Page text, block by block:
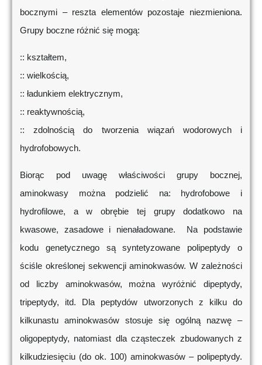
bocznymi – reszta elementów pozostaje niezmieniona.
Grupy boczne różnić się mogą:
:: kształtem,
:: wielkością,
:: ładunkiem elektrycznym,
:: reaktywnością,
:: zdolnością do tworzenia wiązań wodorowych i
hydrofobowych.
Biorąc pod uwagę właściwości grupy bocznej,
aminokwasy można podzielić na: hydrofobowe i
hydrofilowe, a w obrębie tej grupy dodatkowo na
kwasowe, zasadowe i nienaładowane. Na podstawie
kodu genetycznego są syntetyzowane polipeptydy o
ściśle określonej sekwencji aminokwasów. W zależności
od liczby aminokwasów, można wyróżnić dipeptydy,
tripeptydy, itd. Dla peptydów utworzonych z kilku do
kilkunastu aminokwasów stosuje się ogólną nazwę –
oligopeptydy, natomiast dla cząsteczek zbudowanych z
kilkudziesięciu (do ok. 100) aminokwasów – polipeptydy.